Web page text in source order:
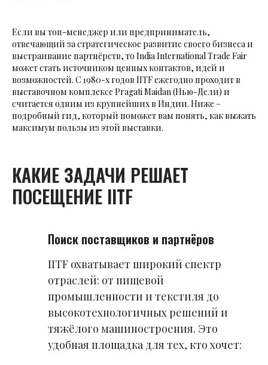
Если вы топ-менеджер или предприниматель,
отвечающий за стратегическое развитие своего бизнеса и
выстраивание партнёрств, то India International Trade Fair
может стать источником ценных контактов, идей и
возможностей. С 1980-х годов IITF ежегодно проходит в
выставочном комплексе Pragati Maidan (Нью-Дели) и
считается одним из крупнейших в Индии. Ниже –
подробный гид, который поможет вам понять, как выжать
максимум пользы из этой выставки.
КАКИЕ ЗАДАЧИ РЕШАЕТ
ПОСЕЩЕНИЕ IITF
Поиск поставщиков и партнёров
IITF охватывает широкий спектр
отраслей: от пищевой
промышленности и текстиля до
высокотехнологичных решений и
тяжёлого машиностроения. Это
удобная площадка для тех, кто хочет: